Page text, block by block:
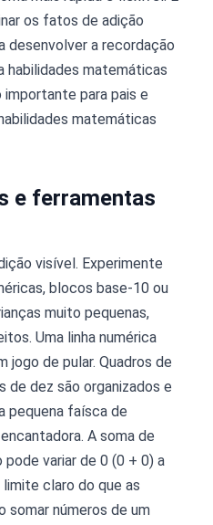
os fatos de adição
desenvolver a recordação
habilidades matemáticas
importante para pais e
matemáticas
e ferramentas
visível. Experimente
blocos base-10 ou
muito pequenas,
Uma linha numérica
jogo de pular. Quadros de
de dez são organizados e
pequena faísca de
A soma de
variar de 0 (0 + 0) a
claro do que as
somar números de um